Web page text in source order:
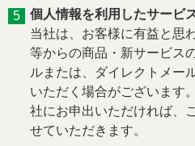
個人情報を利用したサービ
当社は、お客様に有益と思
等からの商品・新サービス
ルまたは、ダイレクトメー
いただく場合がございます
社にお申出いただければ、
せていただきます。